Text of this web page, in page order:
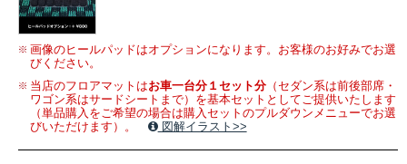
画像のヒールパッドはオプションになります。お客様のお好みでお選
びください。
当店のフロアマットはお車一台分１セット分（セダン系は前後部席・
ワゴン系はサードシートまで）を基本セットとしてご提供いたします
（単品購入をご希望の場合は購入セットのプルダウンメニューでお選
びいただけます）。
図解イラスト>>